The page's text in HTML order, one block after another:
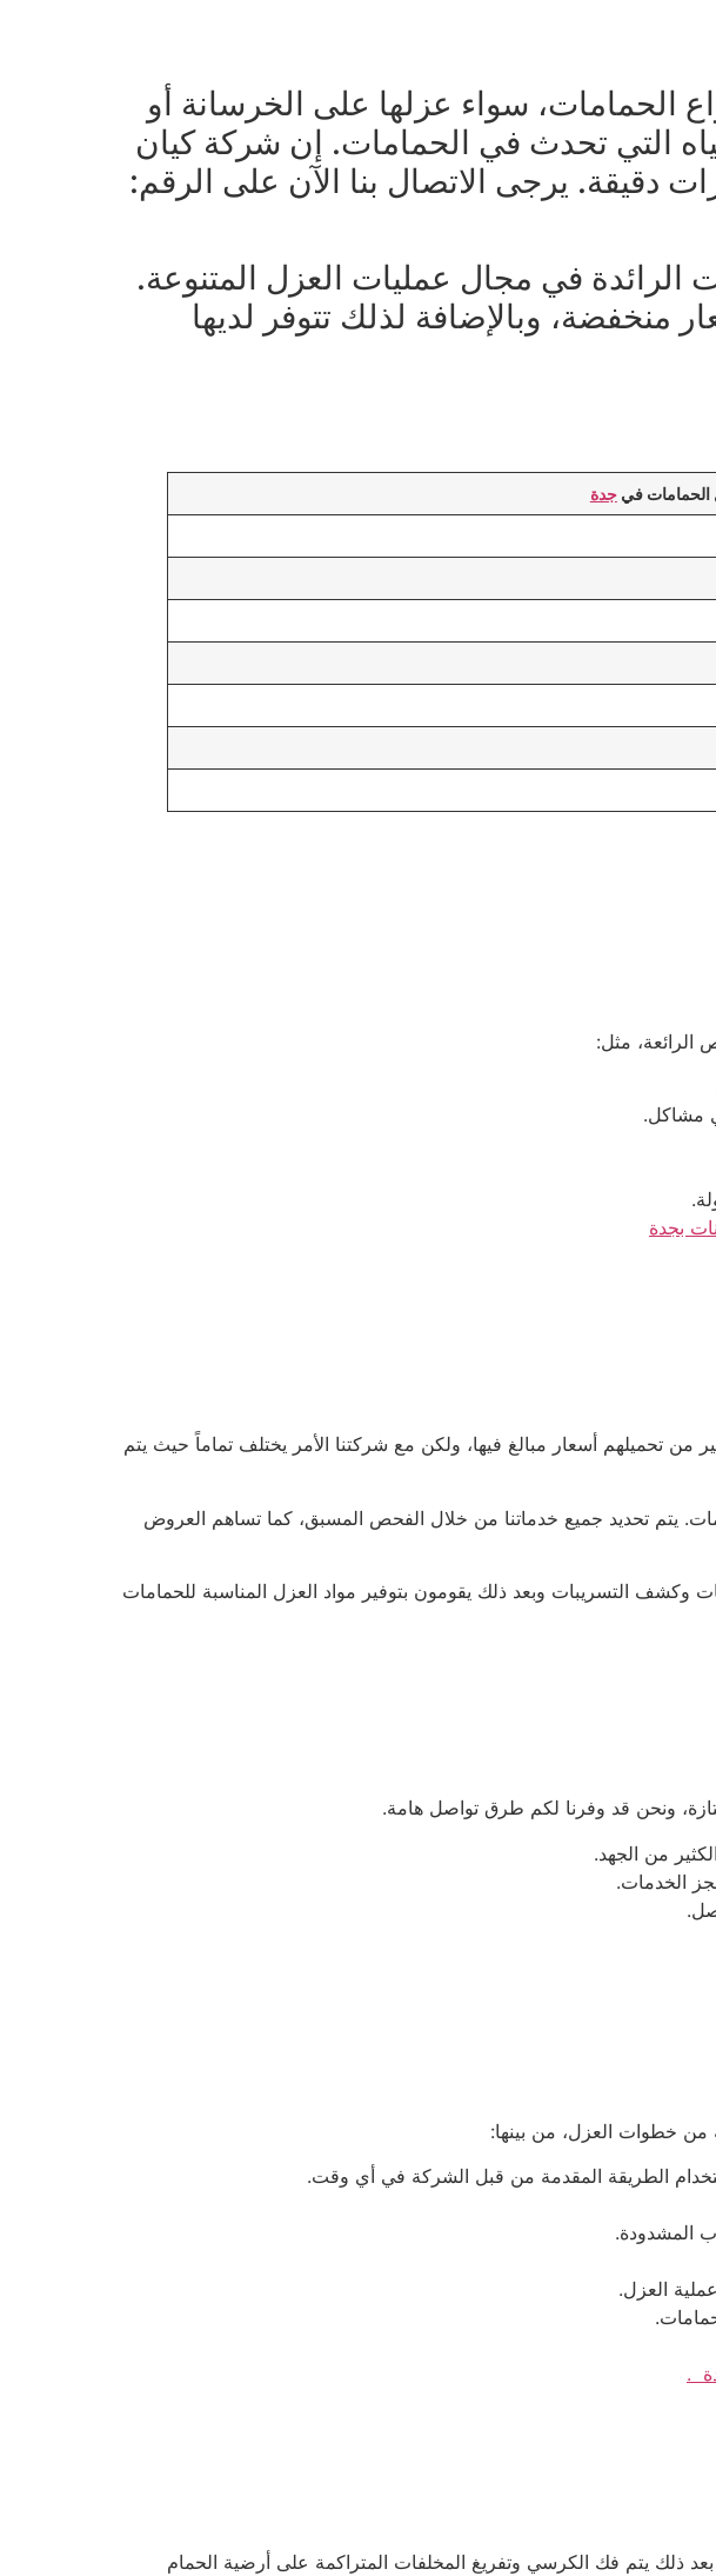
سواء عزلها على الخرسانة أو
التي تحدث في الحمامات. إن شركة كيان
يرجى الاتصال بنا الآن على الرقم:
في مجال عمليات العزل المتنوعة.
وبالإضافة لذلك تتوفر لديها
الحمامات فيجدة
الرائعة، مثل:
مشاكل.
بجدة
تحميلهم أسعار مبالغ فيها، ولكن مع شركتنا الأمر يختلف تماماً حيث يتم
يتم تحديد جميع خدماتنا من خلال الفحص المسبق، كما تساهم العروض
التسريبات وبعد ذلك يقومون بتوفير مواد العزل المناسبة للحمامات
ونحن قد وفرنا لكم طرق تواصل هامة.
من الجهد.
الخدمات.
من خطوات العزل، من بينها:
الطريقة المقدمة من قبل الشركة في أي وقت.
المشدودة.
العزل.
.
ذلك يتم فك الكرسي وتفريغ المخلفات المتراكمة على أرضية الحمام